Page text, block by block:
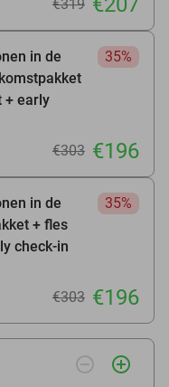
€319
in de
+ early
35%
€303 €196
in de
+ fles
check-in
35%
€303 €196
remove_circle_outline add_circle_outline